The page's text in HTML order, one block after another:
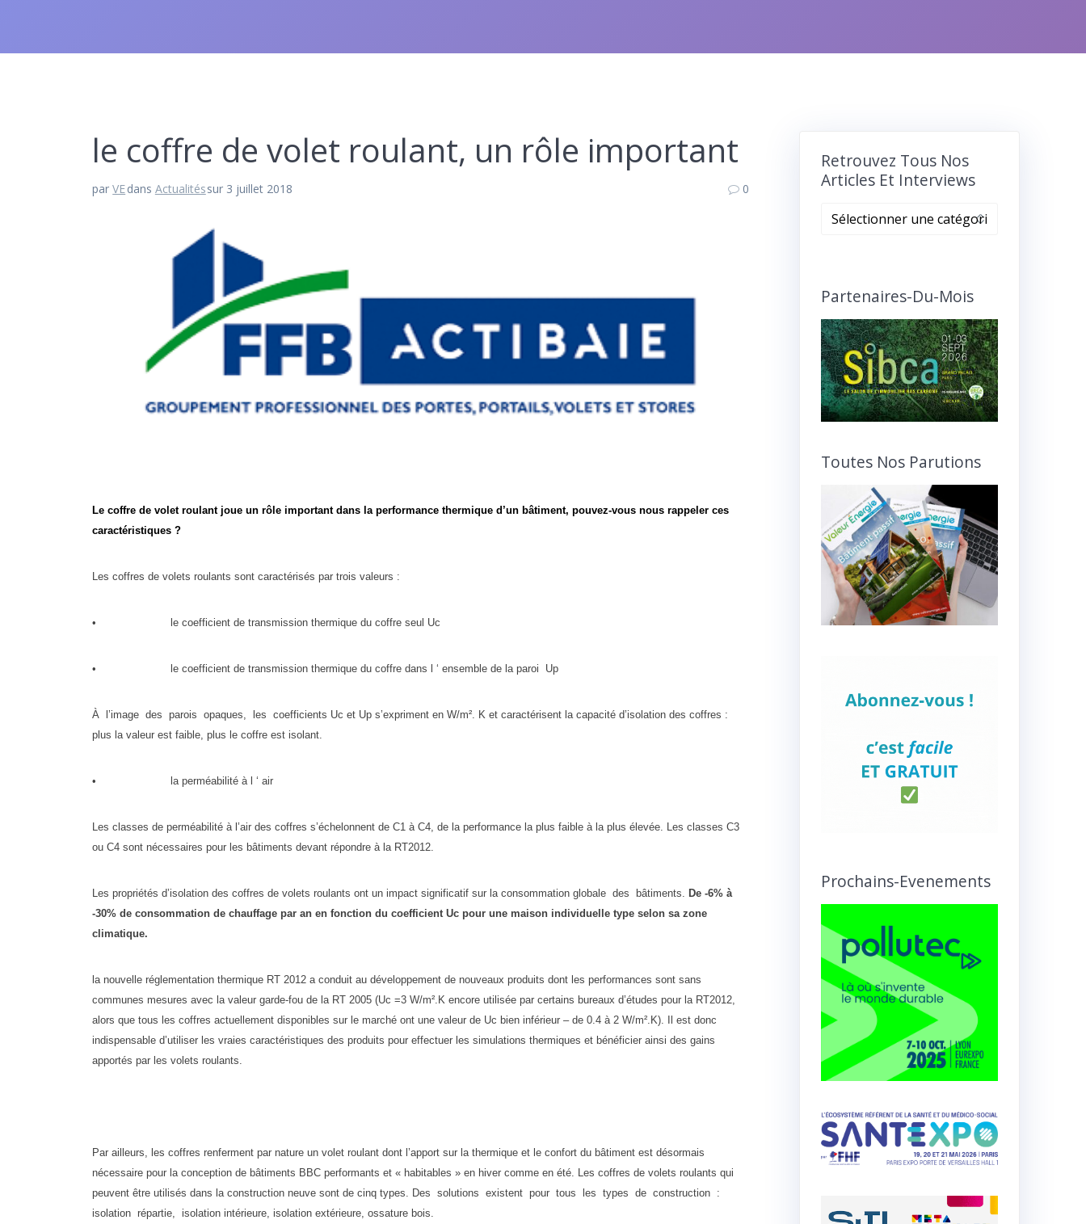
le coffre de volet roulant, un rôle important
parVEdans Actualitéssur 3 juillet 2018 0
Le coffre de volet roulant joue un rôle important dans la performance thermique d’un bâtiment, pouvez-vous nous rappeler ces
caractéristiques ?
Les coffres de volets roulants sont caractérisés par trois valeurs :
• le coefficient de transmission thermique du coffre seul Uc
• le coefficient de transmission thermique du coffre dans l ‘ ensemble de la paroi Up
À l’image des parois opaques, les coefficients Uc et Up s’expriment en W/m². K et caractérisent la capacité d’isolation des coffres :
plus la valeur est faible, plus le coffre est isolant.
• la perméabilité à l ‘ air
Les classes de perméabilité à l’air des coffres s’échelonnent de C1 à C4, de la performance la plus faible à la plus élevée. Les classes C3
ou C4 sont nécessaires pour les bâtiments devant répondre à la RT2012.
Les propriétés d’isolation des coffres de volets roulants ont un impact significatif sur la consommation globale des bâtiments. De -6% à
-30% de consommation de chauffage par an en fonction du coefficient Uc pour une maison individuelle type selon sa zone
climatique.
la nouvelle réglementation thermique RT 2012 a conduit au développement de nouveaux produits dont les performances sont sans
communes mesures avec la valeur garde-fou de la RT 2005 (Uc =3 W/m².K encore utilisée par certains bureaux d’études pour la RT2012,
alors que tous les coffres actuellement disponibles sur le marché ont une valeur de Uc bien inférieur – de 0.4 à 2 W/m².K). Il est donc
indispensable d’utiliser les vraies caractéristiques des produits pour effectuer les simulations thermiques et bénéficier ainsi des gains
apportés par les volets roulants.
Par ailleurs, les coffres renferment par nature un volet roulant dont l’apport sur la thermique et le confort du bâtiment est désormais
nécessaire pour la conception de bâtiments BBC performants et « habitables » en hiver comme en été. Les coffres de volets roulants qui
peuvent être utilisés dans la construction neuve sont de cinq types. Des solutions existent pour tous les types de construction :
isolation répartie, isolation intérieure, isolation extérieure, ossature bois.
Retrouvez Tous Nos
Articles Et Interviews
Retrouvez
et
Partenaires-Du-Mois
Toutes Nos Parutions
Prochains-Evenements